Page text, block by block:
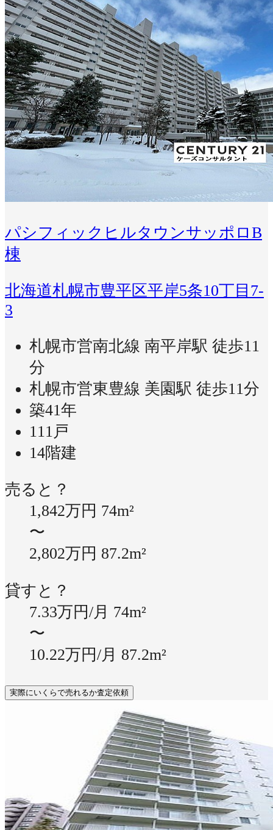
パシフィックヒルタウンサッポロB
棟
北海道札幌市豊平区平岸5条10丁目7-
3
札幌市営南北線 南平岸駅 徒歩11
分
札幌市営東豊線 美園駅 徒歩11分
築41年
111戸
14階建
売ると？
1,842万円 74m²
〜
2,802万円 87.2m²
貸すと？
7.33万円/月 74m²
〜
10.22万円/月 87.2m²
実際にいくらで売れるか査定依頼